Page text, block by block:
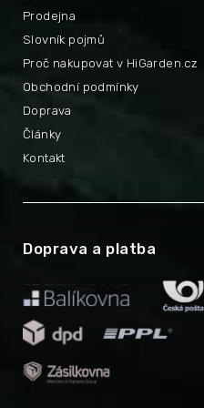
Proč nakupovat v HiGarden.cz
Obchodní podmínky
Doprava
Prodejna
Články
Slovník pojmů
Kontakt
Doprava a platba